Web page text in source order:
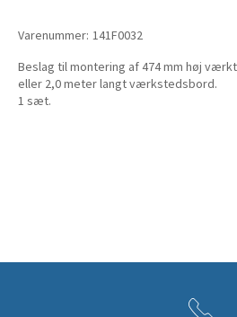
Varenummer: 141F0032
Beslag til montering af 474 mm høj
eller 2,0 meter langt værkstedsbord.
1 sæt.